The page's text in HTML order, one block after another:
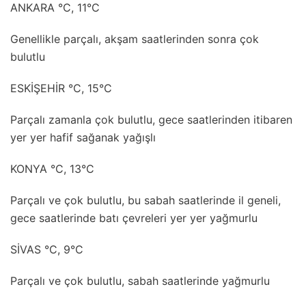
ANKARA °C, 11°C
Genellikle parçalı, akşam saatlerinden sonra çok
bulutlu
ESKİŞEHİR °C, 15°C
Parçalı zamanla çok bulutlu, gece saatlerinden itibaren
yer yer hafif sağanak yağışlı
KONYA °C, 13°C
Parçalı ve çok bulutlu, bu sabah saatlerinde il geneli,
gece saatlerinde batı çevreleri yer yer yağmurlu
SİVAS °C, 9°C
Parçalı ve çok bulutlu, sabah saatlerinde yağmurlu